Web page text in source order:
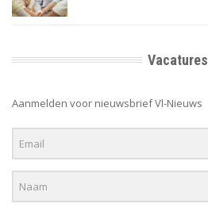
Vacatures
Aanmelden voor nieuwsbrief Vl-Nieuws